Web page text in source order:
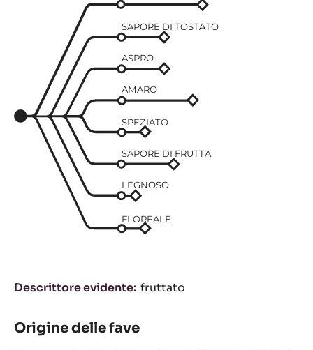
SAPORE DI TOSTATO
ASPRO
AMARO
SPEZIATO
SAPORE DI FRUTTA
LEGNOSO
FLOREALE
Descrittore evidente fruttato
Origine delle fave